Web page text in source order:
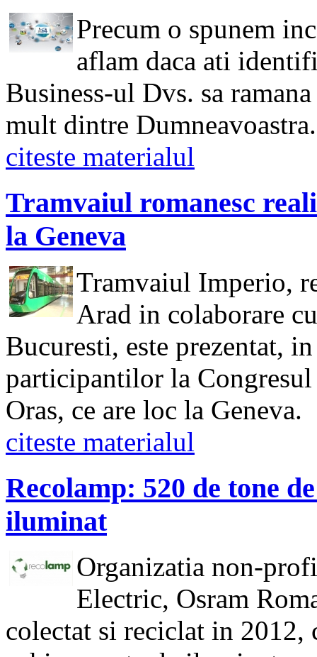
Precum o spunem
aflam daca ati
Business-ul Dvs. sa
mult dintre Dumneavoastra.
citeste materialul
Tramvaiul romanesc
la Geneva
Tramvaiul Imperio,
Arad in colaborare
Bucuresti, este prezentat, in
participantilor la
Oras, ce are loc la Geneva.
citeste materialul
Recolamp: 520 de tone
iluminat
Organizatia non-
Electric, Osram
colectat si reciclat in 2012,